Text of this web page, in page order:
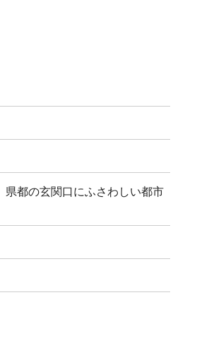
県都の玄関口にふさわしい都市